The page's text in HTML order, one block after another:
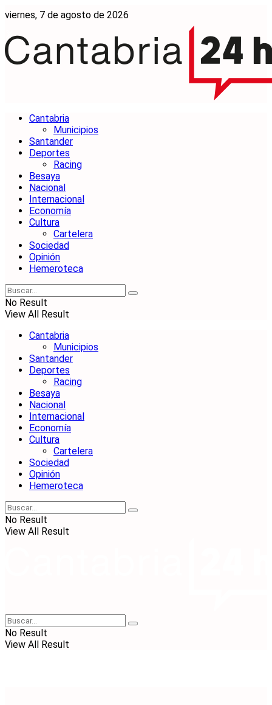
viernes, 7 de agosto de 2026
Cantabria
Municipios
Santander
Deportes
Racing
Besaya
Nacional
Internacional
Economía
Cultura
Cartelera
Sociedad
Opinión
Hemeroteca
No Result
View All Result
Cantabria
Municipios
Santander
Deportes
Racing
Besaya
Nacional
Internacional
Economía
Cultura
Cartelera
Sociedad
Opinión
Hemeroteca
No Result
View All Result
No Result
View All Result